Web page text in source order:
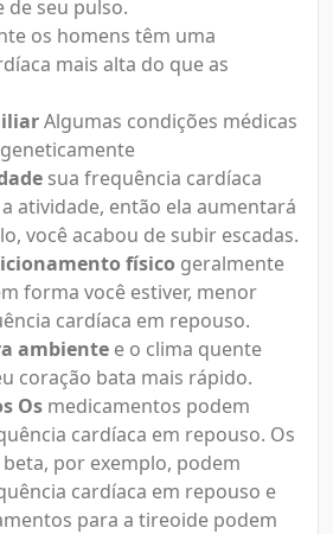
de seu pulso.
os homens têm uma
mais alta do que as
Algumas condições médicas
sua frequência cardíaca
atividade, então ela aumentará
você acabou de subir escadas.
físico geralmente
forma você estiver, menor
cardíaca em repouso.
ambiente e o clima quente
coração bata mais rápido.
Os medicamentos podem
cardíaca em repouso. Os
por exemplo, podem
cardíaca em repouso e
para a tireoide podem